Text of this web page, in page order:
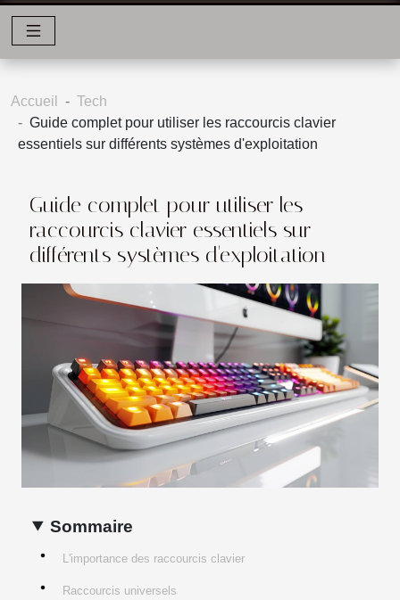
Accueil
Tech
Guide complet pour utiliser les raccourcis clavier
essentiels sur différents systèmes d'exploitation
Guide complet pour utiliser les
raccourcis clavier essentiels sur
différents systèmes d'exploitation
Sommaire
L'importance des raccourcis clavier
Raccourcis universels